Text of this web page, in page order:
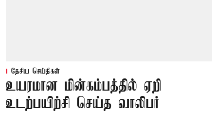
தேசிய செய்திகள்
உயரமான மின்கம்பத்தில் ஏறி
உடற்பயிற்சி செய்த வாலிபர்